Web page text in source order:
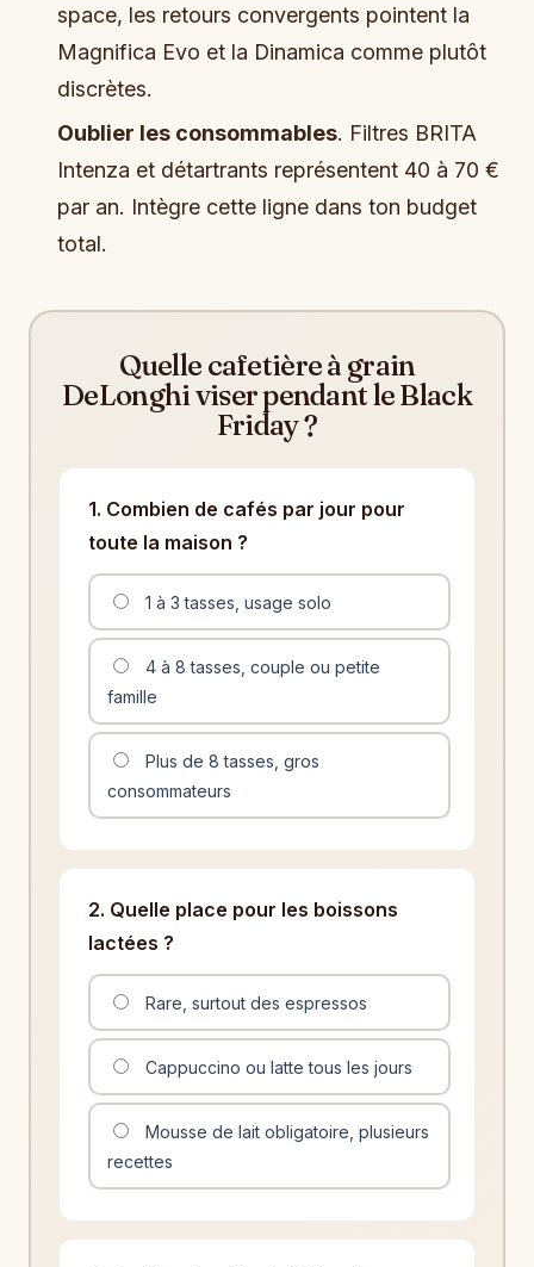
space, les retours convergents pointent la
Magnifica Evo et la Dinamica comme plutôt
discrètes.
Oublier les consommables. Filtres BRITA
Intenza et détartrants représentent 40 à 70 €
par an. Intègre cette ligne dans ton budget
total.
Quelle cafetière à grain
DeLonghi viser pendant le Black
Friday ?
1. Combien de cafés par jour pour
toute la maison ?
1 à 3 tasses, usage solo
4 à 8 tasses, couple ou petite
famille
Plus de 8 tasses, gros
consommateurs
2. Quelle place pour les boissons
lactées ?
Rare, surtout des espressos
Cappuccino ou latte tous les jours
Mousse de lait obligatoire, plusieurs
recettes